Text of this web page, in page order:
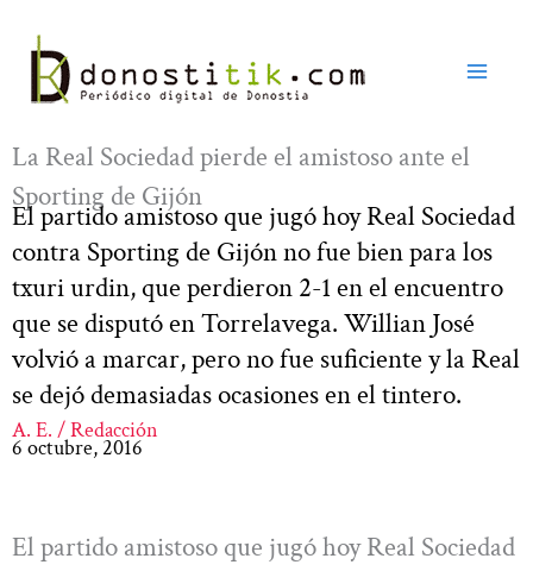
contenido
La Real Sociedad pierde el amistoso ante el
Sporting de Gijón
El partido amistoso que jugó hoy Real Sociedad
contra Sporting de Gijón no fue bien para los
txuri urdin, que perdieron 2-1 en el encuentro
que se disputó en Torrelavega. Willian José
volvió a marcar, pero no fue suficiente y la Real
se dejó demasiadas ocasiones en el tintero.
A. E. / Redacción
6 octubre, 2016
El partido amistoso que jugó hoy Real Sociedad